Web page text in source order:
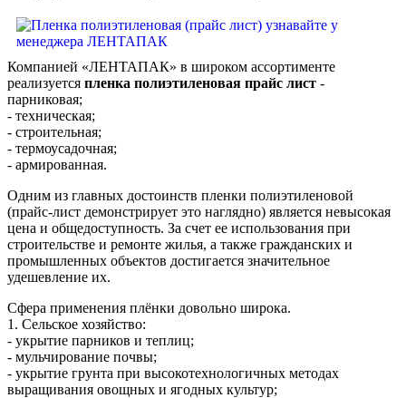
Компанией «ЛЕНТАПАК» в широком ассортименте
реализуется пленка полиэтиленовая прайс лист -
парниковая;
- техническая;
- строительная;
- термоусадочная;
- армированная.
Одним из главных достоинств пленки полиэтиленовой
(прайс-лист демонстрирует это наглядно) является невысокая
цена и общедоступность. За счет ее использования при
строительстве и ремонте жилья, а также гражданских и
промышленных объектов достигается значительное
удешевление их.
Сфера применения плёнки довольно широка.
1. Сельское хозяйство:
- укрытие парников и теплиц;
- мульчирование почвы;
- укрытие грунта при высокотехнологичных методах
выращивания овощных и ягодных культур;